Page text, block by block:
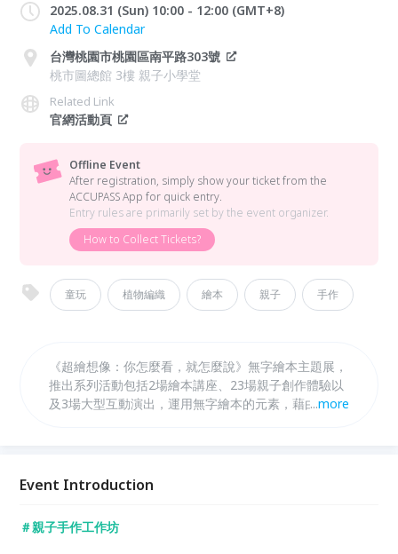
2025.08.31 (Sun) 10:00 - 12:00 (GMT+8)
Add To Calendar
台灣桃園市桃園區南平路303號
桃市圖總館 3樓 親子小學堂
Related Link
官網活動頁
Offline Event
After registration, simply show your ticket from the
ACCUPASS App for quick entry.
Entry rules are primarily set by the event organizer.
How to Collect Tickets?
童玩 植物編織 繪本 親子 手作
《超繪想像：你怎麼看，就怎麼說》無字繪本主題展，
推出系列活動包括2場繪本講座、23場親子創作體驗以
及3場大型互動演出，運用無字繪本的元素，藉由戲劇
...more
Event Introduction
＃親子手作工作坊